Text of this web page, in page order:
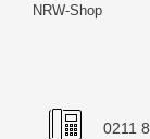
NRW-Shop
0211